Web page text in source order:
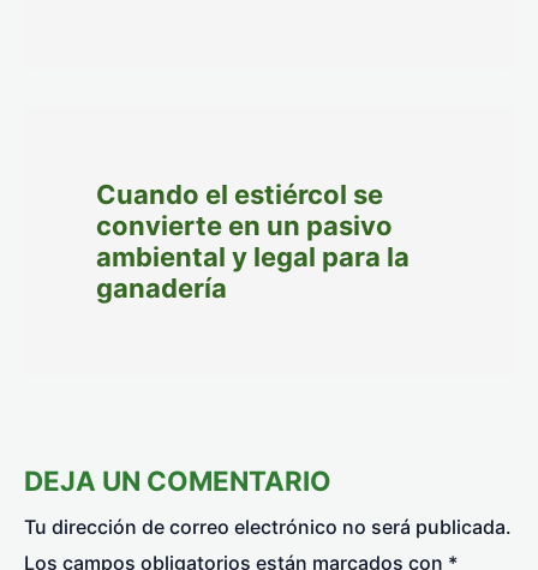
Cuando el estiércol se
convierte en un pasivo
ambiental y legal para la
ganadería
DEJA UN COMENTARIO
Tu dirección de correo electrónico no será publicada.
Los campos obligatorios están marcados con *